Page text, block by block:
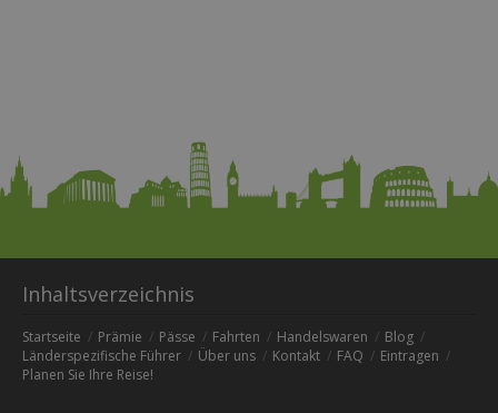
Inhaltsverzeichnis
Startseite Prämie Pässe Fahrten Handelswaren
Blog
Länderspezifische Führer
Über uns Kontakt FAQ
Eintragen
Planen Sie Ihre Reise!